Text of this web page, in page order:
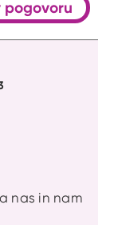
pogovoru
nas in nam